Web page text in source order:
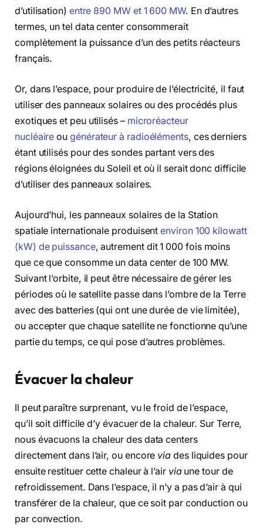
d’utilisation) entre 890 MW et 1 600 MW. En d’autres
termes, un tel data center consommerait
complètement la puissance d’un des petits réacteurs
français.
Or, dans l’espace, pour produire de l’électricité, il faut
utiliser des panneaux solaires ou des procédés plus
exotiques et peu utilisés – microréacteur
nucléaire ou générateur à radioéléments, ces derniers
étant utilisés pour des sondes partant vers des
régions éloignées du Soleil et où il serait donc difficile
d’utiliser des panneaux solaires.
Aujourd’hui, les panneaux solaires de la Station
spatiale internationale produisentenviron 100 kilowatt
(kW) de puissance, autrement dit 1 000 fois moins
que ce que consomme un data center de 100 MW.
Suivant l’orbite, il peut être nécessaire de gérer les
périodes où le satellite passe dans l’ombre de la Terre
avec des batteries (qui ont une durée de vie limitée),
ou accepter que chaque satellite ne fonctionne qu’une
partie du temps, ce qui pose d’autres problèmes.
Évacuer la chaleur
Il peut paraître surprenant, vu le froid de l’espace,
qu’il soit difficile d’y évacuer de la chaleur. Sur Terre,
nous évacuons la chaleur des data centers
directement dans l’air, ou encore via des liquides pour
ensuite restituer cette chaleur à l’air viaune tour de
refroidissement. Dans l’espace, il n’y a pas d’air à qui
transférer de la chaleur, que ce soit par conduction ou
par convection.